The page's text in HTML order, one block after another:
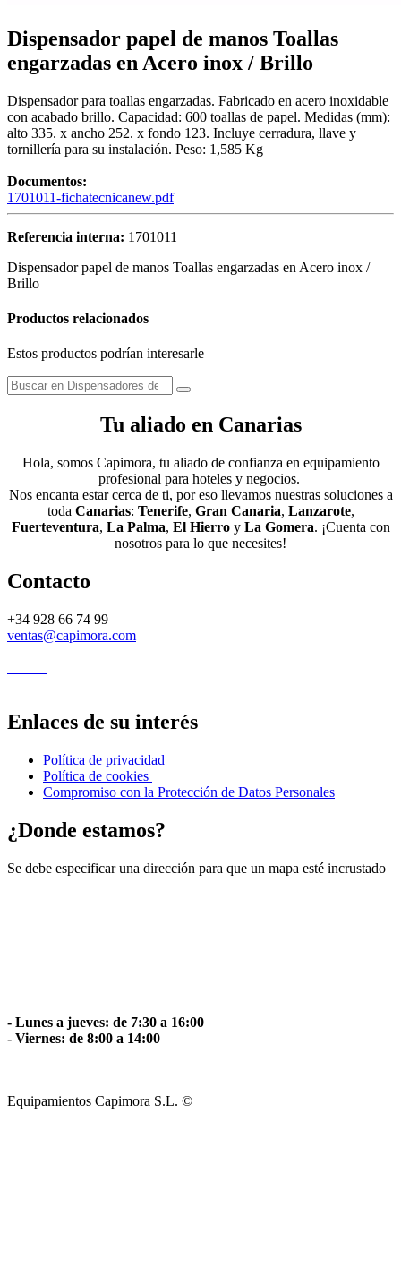
Dispensador papel de manos Toallas
engarzadas en Acero inox / Brillo
Dispensador para toallas engarzadas. Fabricado en acero inoxidable
con acabado brillo. Capacidad: 600 toallas de papel. Medidas (mm):
alto 335. x ancho 252. x fondo 123. Incluye cerradura, llave y
tornillería para su instalación. Peso: 1,585 Kg
Documentos:
1701011-fichatecnicanew.pdf
Referencia interna: 1701011
Dispensador papel de manos Toallas engarzadas en Acero inox /
Brillo
Productos relacionados
Estos productos podrían interesarle
Tu aliado en Canarias
Hola, somos Capimora, tu aliado de confianza en equipamiento
profesional para hoteles y negocios.
Nos encanta estar cerca de ti, por eso llevamos nuestras soluciones a
toda Canarias: Tenerife, Gran Canaria, Lanzarote,
Fuerteventura, La Palma, El Hierroy La Gomera. ¡Cuenta con
nosotros para lo que necesites!
Contacto
+34 928 66 74 99
ventas@capimora.com
Enlaces de su interés
Política de privacidad
Política de cookies
Compromiso con la Protección de Datos Personales
¿Donde estamos?
Se debe especificar una dirección para que un mapa esté incrustado
- Lunes a jueves: de 7:30 a 16:00
- Viernes: de 8:00 a 14:00
Equipamientos Capimora S.L. ©